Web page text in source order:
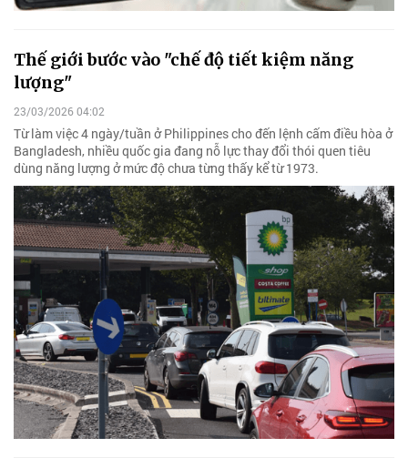
Thế giới bước vào "chế độ tiết kiệm năng
lượng"
23/03/2026 04:02
Từ làm việc 4 ngày/tuần ở Philippines cho đến lệnh cấm điều hòa ở
Bangladesh, nhiều quốc gia đang nỗ lực thay đổi thói quen tiêu
dùng năng lượng ở mức độ chưa từng thấy kể từ 1973.